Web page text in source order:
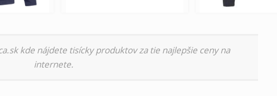
kde nájdete tisícky produktov za tie najlepšie ceny na
internete.